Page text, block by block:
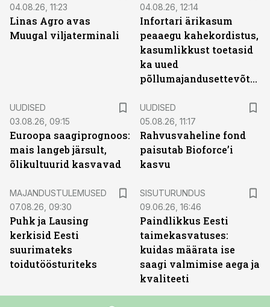
04.08.26, 11:23
Linas Agro avas
Muugal viljaterminali
04.08.26, 12:14
Infortari ärikasum
peaaegu kahekordistus,
kasumlikkust toetasid
ka uued
põllumajandusettevõtted
UUDISED
03.08.26, 09:15
Euroopa saagiprognoos:
mais langeb järsult,
õlikultuurid kasvavad
UUDISED
05.08.26, 11:17
Rahvusvaheline fond
paisutab Bioforce’i
kasvu
MAJANDUSTULEMUSED
07.08.26, 09:30
Puhk ja Lausing
kerkisid Eesti
suurimateks
toidutöösturiteks
SISUTURUNDUS
09.06.26, 16:46
Paindlikkus Eesti
taimekasvatuses:
kuidas määrata ise
saagi valmimise aega ja
kvaliteeti